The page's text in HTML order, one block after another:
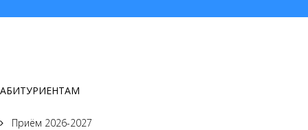
АБИТУРИЕНТАМ
Приём 2026-2027